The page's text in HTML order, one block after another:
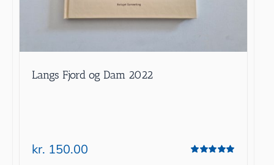
Langs Fjord og Dam 2022
kr. 150.00